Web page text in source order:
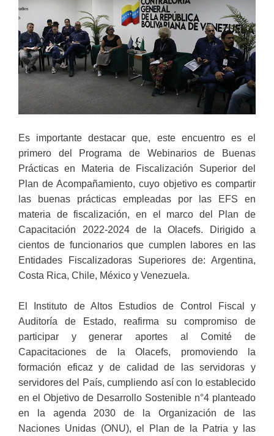
Es importante destacar que, este encuentro es el
primero del Programa de Webinarios de Buenas
Prácticas en Materia de Fiscalización Superior del
Plan de Acompañamiento, cuyo objetivo es compartir
las buenas prácticas empleadas por las EFS en
materia de fiscalización, en el marco del Plan de
Capacitación 2022-2024 de la Olacefs. Dirigido a
cientos de funcionarios que cumplen labores en las
Entidades Fiscalizadoras Superiores de: Argentina,
Costa Rica, Chile, México y Venezuela.
El Instituto de Altos Estudios de Control Fiscal y
Auditoría de Estado, reafirma su compromiso de
participar y generar aportes al Comité de
Capacitaciones de la Olacefs, promoviendo la
formación eficaz y de calidad de las servidoras y
servidores del País, cumpliendo así con lo establecido
en el Objetivo de Desarrollo Sostenible n°4 planteado
en la agenda 2030 de la Organización de las
Naciones Unidas (ONU), el Plan de la Patria y las